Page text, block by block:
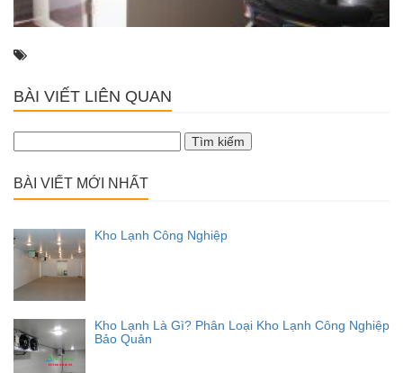
BÀI VIẾT LIÊN QUAN
kiếm
BÀI VIẾT MỚI NHẤT
Kho Lạnh Công Nghiệp
Kho Lạnh Là Gì? Phân Loại Kho Lạnh Công Nghiệp
Bảo Quản